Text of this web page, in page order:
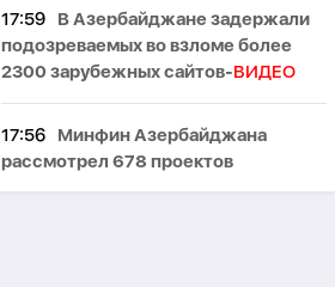
17:59
В Азербайджане задержали
подозреваемых во взломе более
2300 зарубежных сайтов-ВИДЕО
17:56
Минфин Азербайджана
рассмотрел 678 проектов
законодательных актов